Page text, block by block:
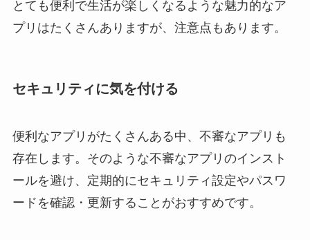
とても便利で生活が楽しくなるような魅力的なア
プリはたくさんありますが、注意点もあります。
セキュリティに気を付ける
便利なアプリがたくさんある中、不審なアプリも
存在します。そのような不審なアプリのインスト
ールを避け、定期的にセキュリティ設定やパスワ
ードを確認・更新することがおすすめです。